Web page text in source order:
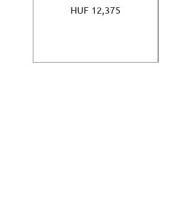
Price
HUF 12,375